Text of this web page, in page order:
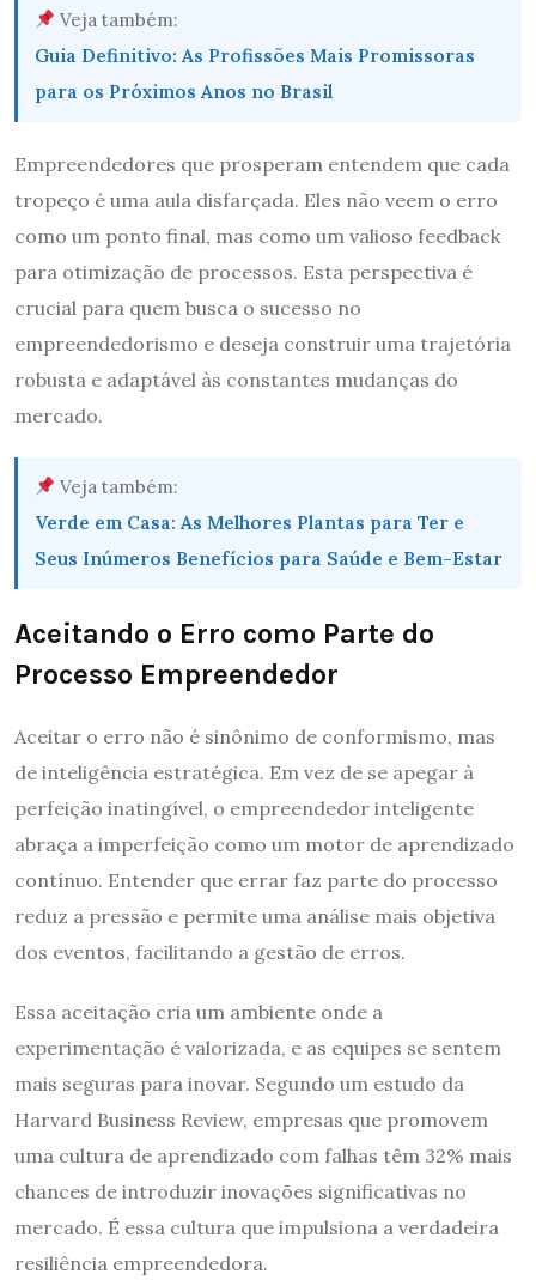
Veja também:
Guia Definitivo: As Profissões Mais Promissoras
para os Próximos Anos no Brasil
Empreendedores que prosperam entendem que cada
tropeço é uma aula disfarçada. Eles não veem o erro
como um ponto final, mas como um valioso feedback
para otimização de processos. Esta perspectiva é
crucial para quem busca o sucesso no
empreendedorismo e deseja construir uma trajetória
robusta e adaptável às constantes mudanças do
mercado.
Veja também:
Verde em Casa: As Melhores Plantas para Ter e
Seus Inúmeros Benefícios para Saúde e Bem-Estar
Aceitando o Erro como Parte do
Processo Empreendedor
Aceitar o erro não é sinônimo de conformismo, mas
de inteligência estratégica. Em vez de se apegar à
perfeição inatingível, o empreendedor inteligente
abraça a imperfeição como um motor de aprendizado
contínuo. Entender que errar faz parte do processo
reduz a pressão e permite uma análise mais objetiva
dos eventos, facilitando a gestão de erros.
Essa aceitação cria um ambiente onde a
experimentação é valorizada, e as equipes se sentem
mais seguras para inovar. Segundo um estudo da
Harvard Business Review, empresas que promovem
uma cultura de aprendizado com falhas têm 32% mais
chances de introduzir inovações significativas no
mercado. É essa cultura que impulsiona a verdadeira
resiliência empreendedora.